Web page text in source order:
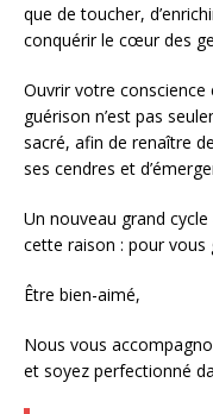
que de toucher,
conquérir le cœur des
Ouvrir votre
guérison n’est pas
sacré, afin de renaître
ses cendres et
Un nouveau grand
cette raison : pour vous
Être bien-aimé,
Nous vous
et soyez perfectionné